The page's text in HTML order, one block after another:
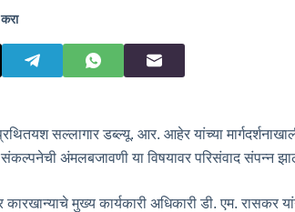
सल्लागार डब्ल्यू. आर. आहेर यांच्या
अंमलबजावणी या विषयावर परिसंवाद संपन्न
कारखान्याचे मुख्य कार्यकारी अधिकारी डी. एम. रासकर